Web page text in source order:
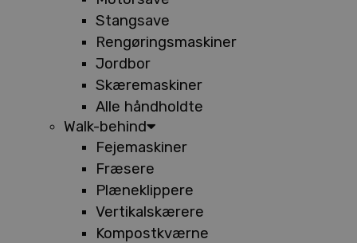
Stangsave
Rengøringsmaskiner
Jordbor
Skæremaskiner
Alle håndholdte
Walk-behind
Fejemaskiner
Fræsere
Plæneklippere
Vertikalskærere
Kompostkværne